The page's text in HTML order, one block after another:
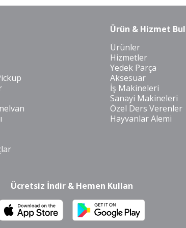
Ürün & Hizmet Bul
Ürünler
Hizmetler
Yedek Parça
Aksesuar
İş Makineleri
Sanayi Makineleri
Özel Ders Verenler
Hayvanlar Alemi
Ücretsiz İndir & Hemen Kullan